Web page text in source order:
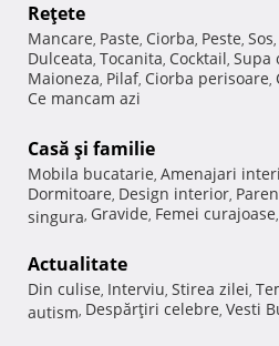
Reţete
Mancare, Paste, Ciorba, Peste, Sos,
Dulceata, Tocanita, Cocktail, Supa
Maioneza, Pilaf, Ciorba perisoare,
Ce mancam azi
Casă şi familie
Mobila bucatarie, Amenajari
Dormitoare, Design interior,
singura, Gravide, Femei curajoase,
Actualitate
Din culise, Interviu, Stirea zilei,
autism, Despărţiri celebre, Vesti